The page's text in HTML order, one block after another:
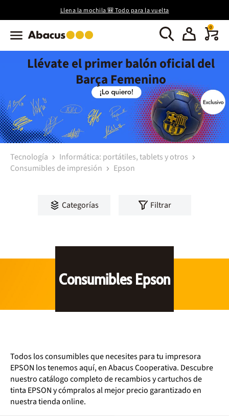
Llena la mochila 🎒 Todo para la vuelta
0
Llévate el primer balón oficial del
Barça Femenino
Tecnología
Informática: portátiles, tablets y otros
Consumibles de impresión
Epson
Categorías Filtrar
Consumibles Epson
Todos los consumibles que necesites para tu impresora
EPSON los tenemos aquí, en Abacus Cooperativa. Descubre
nuestro catálogo completo de recambios y cartuchos de
tinta EPSON y cómpralos al mejor precio garantizado en
nuestra tienda online.